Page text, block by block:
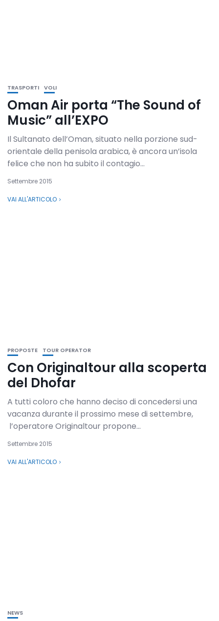
TRASPORTI VOLI
Oman Air porta “The Sound of
Music” all’EXPO
Il Sultanato dell’Oman, situato nella porzione sud-
orientale della penisola arabica, è ancora un’isola
felice che non ha subito il contagio...
Settembre 2015
VAI ALL'ARTICOLO
PROPOSTE TOUR OPERATOR
Con Originaltour alla scoperta
del Dhofar
A tutti coloro che hanno deciso di concedersi una
vacanza durante il prossimo mese di settembre,
l’operatore Originaltour propone...
Settembre 2015
VAI ALL'ARTICOLO
NEWS